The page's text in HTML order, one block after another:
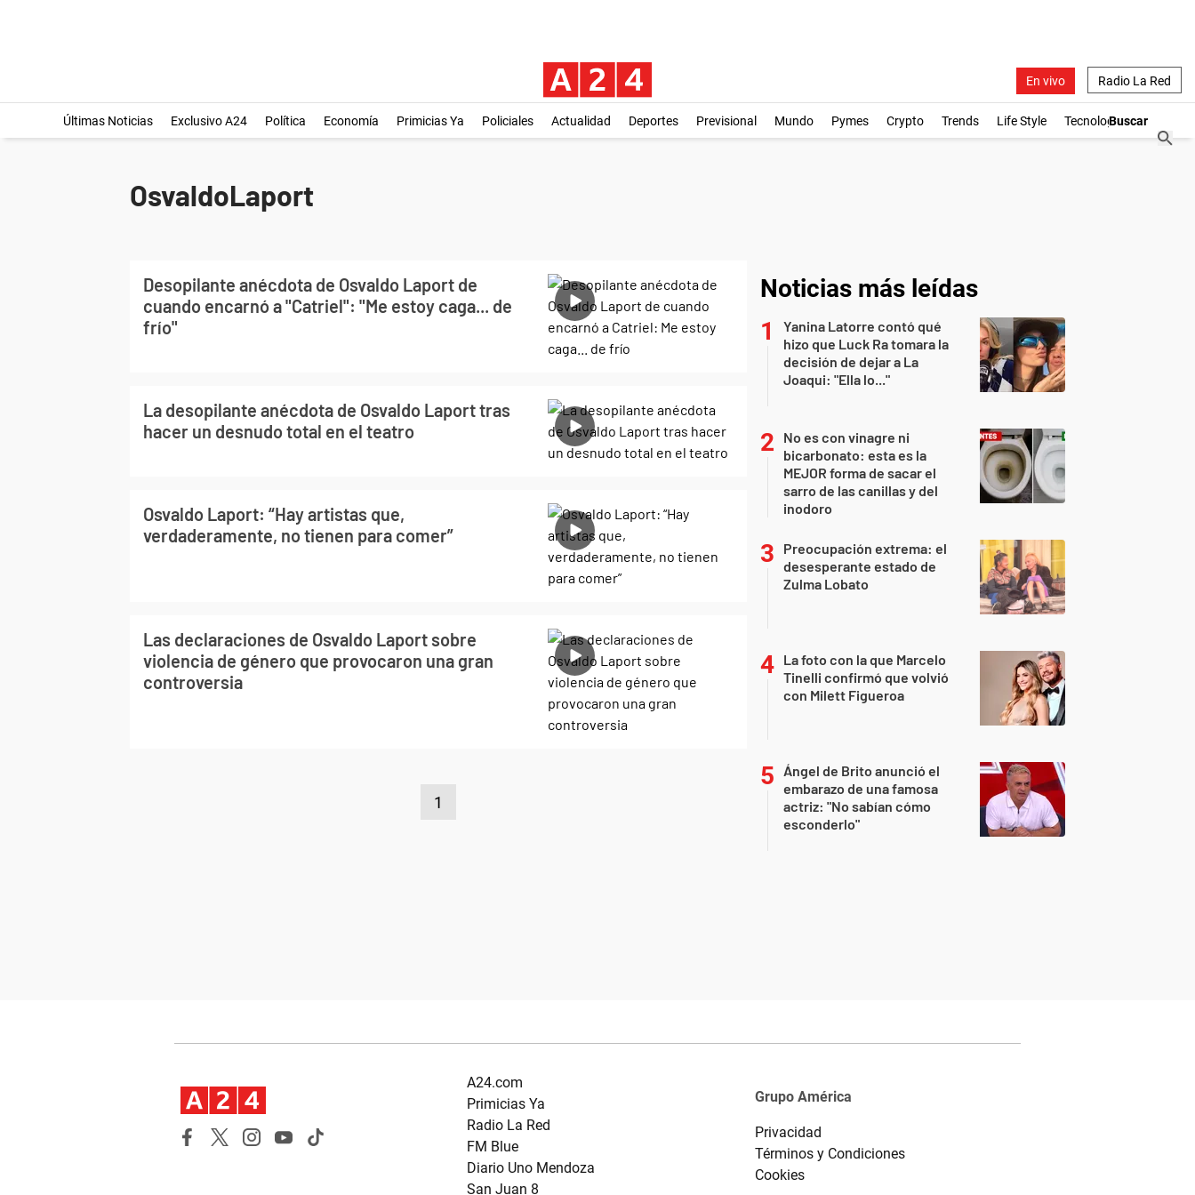
En vivo Radio La Red
Últimas Noticias Exclusivo A24 Política Economía Primicias Ya Policiales Actualidad Deportes Previsional Mundo Pymes Crypto Trends Life Style Tecnología
OsvaldoLaport
Desopilante anécdota de Osvaldo Laport de
cuando encarnó a "Catriel": "Me estoy caga... de
frío"
La desopilante anécdota de Osvaldo Laport tras
hacer un desnudo total en el teatro
Osvaldo Laport: “Hay artistas que,
verdaderamente, no tienen para comer”
Las declaraciones de Osvaldo Laport sobre
violencia de género que provocaron una gran
controversia
1
Noticias más leídas
Yanina Latorre contó qué
hizo que Luck Ra tomara la
decisión de dejar a La
Joaqui: "Ella lo..."
No es con vinagre ni
bicarbonato: esta es la
MEJOR forma de sacar el
sarro de las canillas y del
inodoro
Preocupación extrema: el
desesperante estado de
Zulma Lobato
La foto con la que Marcelo
Tinelli confirmó que volvió
con Milett Figueroa
Ángel de Brito anunció el
embarazo de una famosa
actriz: "No sabían cómo
esconderlo"
A24.com
Primicias Ya
Radio La Red
FM Blue
Diario Uno Mendoza
San Juan 8
Grupo América
Privacidad
Términos y Condiciones
Cookies